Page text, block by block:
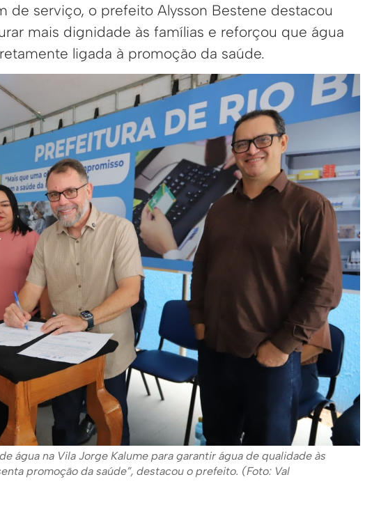
de serviço, o prefeito Alysson Bestene destacou
mais dignidade às famílias e reforçou que água
ligada à promoção da saúde.
água na Vila Jorge Kalume para garantir água de qualidade às
promoção da saúde”, destacou o prefeito. (Foto: Val